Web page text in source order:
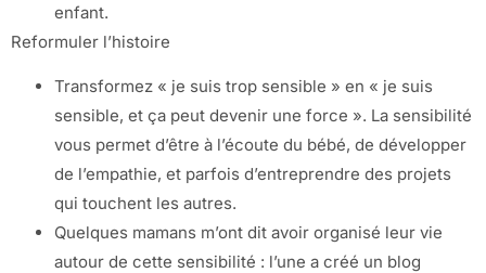
enfant.
Reformuler l’histoire
Transformez « je suis trop sensible » en « je suis
sensible, et ça peut devenir une force ». La sensibilité
vous permet d’être à l’écoute du bébé, de développer
de l’empathie, et parfois d’entreprendre des projets
qui touchent les autres.
Quelques mamans m’ont dit avoir organisé leur vie
autour de cette sensibilité : l’une a créé un blog